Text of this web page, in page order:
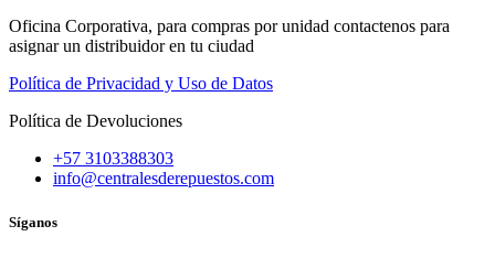
Oficina Corporativa, para compras por unidad contactenos para
asignar un distribuidor en tu ciudad
Política de Privacidad y Uso de Datos
Política de Devoluciones
+57 3103388303
info@centralesderepuestos.com
Síganos